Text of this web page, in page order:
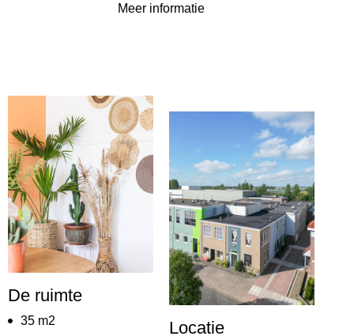
Meer informatie
De ruimte
35 m2
Locatie